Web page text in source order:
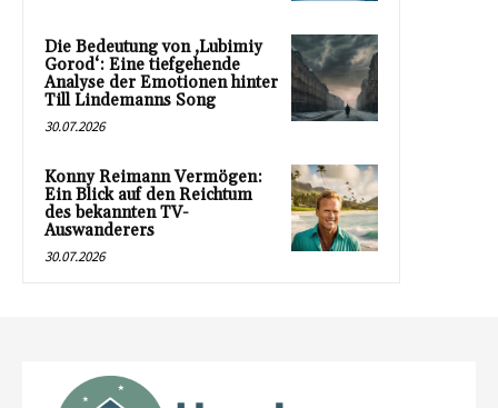
Die Bedeutung von ‚Lubimiy
Gorod‘: Eine tiefgehende
Analyse der Emotionen hinter
Till Lindemanns Song
30.07.2026
Konny Reimann Vermögen:
Ein Blick auf den Reichtum
des bekannten TV-
Auswanderers
30.07.2026